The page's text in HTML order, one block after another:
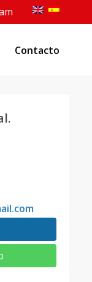
Contacto